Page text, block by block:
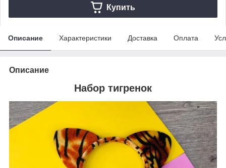
Купить
Описание Характеристики Доставка Оплата
Описание
Набор тигренок